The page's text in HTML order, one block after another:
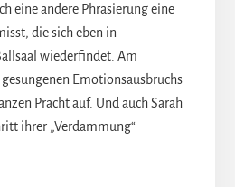
eine andere Phrasierung eine
die sich eben in
wiederfindet. Am
Emotionsausbruchs
Pracht auf. Und auch Sarah
ihrer „Verdammung“